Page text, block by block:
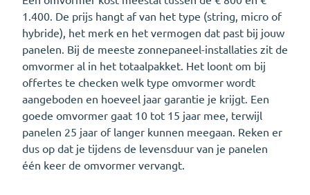
1.400. De prijs hangt af van het type (string, micro of
hybride), het merk en het vermogen dat past bij jouw
panelen. Bij de meeste zonnepaneel-installaties zit de
omvormer al in het totaalpakket. Het loont om bij
offertes te checken welk type omvormer wordt
aangeboden en hoeveel jaar garantie je krijgt. Een
goede omvormer gaat 10 tot 15 jaar mee, terwijl
panelen 25 jaar of langer kunnen meegaan. Reken er
dus op dat je tijdens de levensduur van je panelen
één keer de omvormer vervangt.